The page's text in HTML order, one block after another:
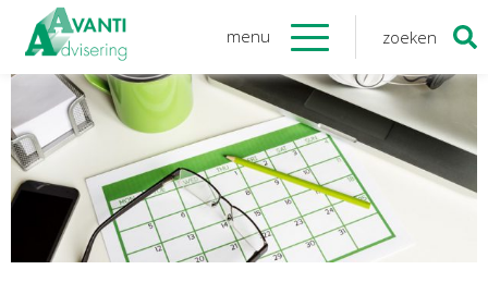
menu zoeken
Organisatie
Onze medewerkers
NOAB gecertificeerd
Algemene verordening
gegevensbescherming
Sponsoring
Zoeken
naar: